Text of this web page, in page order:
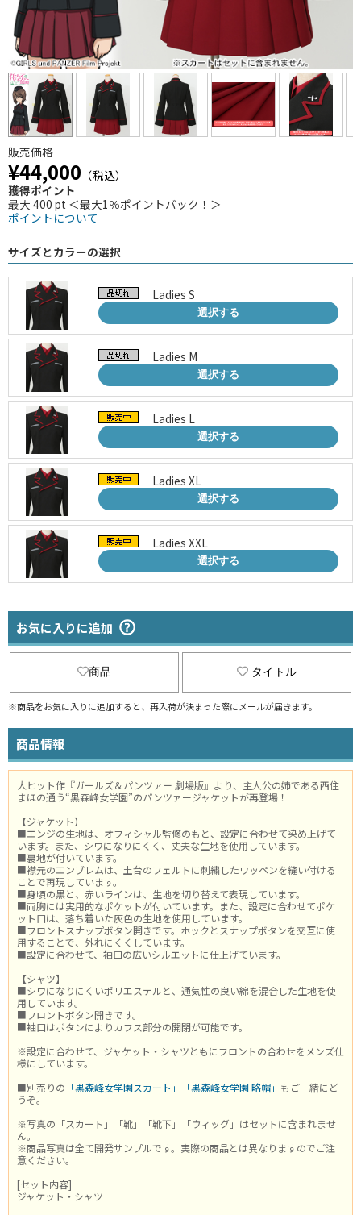
販売価格
¥44,000 （税込）
獲得ポイント
最大 400 pt ＜最大1％ポイントバック！＞
ポイントについて
サイズとカラーの選択
Ladies S
選択する
Ladies M
選択する
Ladies L
選択する
Ladies XL
選択する
Ladies XXL
選択する
お気に入りに追加
商品 タイトル
※商品をお気に入りに追加すると、再入荷が決まった際にメールが届きます。
商品情報
大ヒット作『ガールズ＆パンツァー 劇場版』より、主人公の姉である西住
まほの通う“黒森峰女学園”のパンツァージャケットが再登場！
【ジャケット】
■エンジの生地は、オフィシャル監修のもと、設定に合わせて染め上げて
います。また、シワになりにくく、丈夫な生地を使用しています。
■裏地が付いています。
■襟元のエンブレムは、土台のフェルトに刺繍したワッペンを縫い付ける
ことで再現しています。
■身頃の黒と、赤いラインは、生地を切り替えて表現しています。
■両胸には実用的なポケットが付いています。また、設定に合わせてポケ
ット口は、落ち着いた灰色の生地を使用しています。
■フロントスナップボタン開きです。ホックとスナップボタンを交互に使
用することで、外れにくくしています。
■設定に合わせて、袖口の広いシルエットに仕上げています。
【シャツ】
■シワになりにくいポリエステルと、通気性の良い綿を混合した生地を使
用しています。
■フロントボタン開きです。
■袖口はボタンによりカフス部分の開閉が可能です。
※設定に合わせて、ジャケット・シャツともにフロントの合わせをメンズ仕
様にしています。
■別売りの 「黒森峰女学園スカート」 「黒森峰女学園 略帽」 もご一緒にど
うぞ。
※写真の「スカート」「靴」「靴下」「ウィッグ」はセットに含まれませ
ん。
※商品写真は全て開発サンプルです。実際の商品とは異なりますのでご注
意ください。
[セット内容]
ジャケット・シャツ